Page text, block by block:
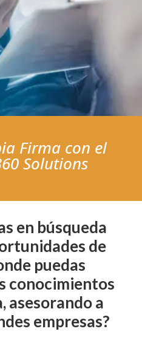
Firma con el
Solutions
en búsqueda
de
puedas
conocimientos
asesorando a
empresas?